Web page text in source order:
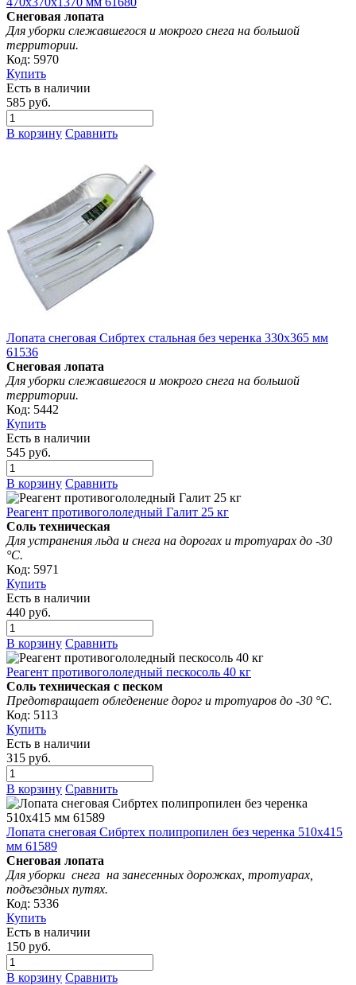
Снеговая лопата
Для уборки слежавшегося и мокрого снега на большой
территории.
Код: 5970
Купить
Есть в наличии
585 руб.
В корзину Сравнить
Лопата снеговая Сибртех стальная без черенка 330х365 мм
61536
Снеговая лопата
Для уборки слежавшегося и мокрого снега на большой
территории.
Код: 5442
Купить
Есть в наличии
545 руб.
В корзину Сравнить
Реагент противогололедный Галит 25 кг
Соль техническая
Для устранения льда и снега на дорогах и тротуарах до -30
°С.
Код: 5971
Купить
Есть в наличии
440 руб.
В корзину Сравнить
Реагент противогололедный пескосоль 40 кг
Соль техническая с песком
Предотвращает обледенение дорог и тротуаров до -30 °С.
Код: 5113
Купить
Есть в наличии
315 руб.
В корзину Сравнить
Лопата снеговая Сибртех полипропилен без черенка 510х415
мм 61589
Снеговая лопата
Для уборки снега на занесенных дорожках, тротуарах,
подъездных путях.
Код: 5336
Купить
Есть в наличии
150 руб.
В корзину Сравнить